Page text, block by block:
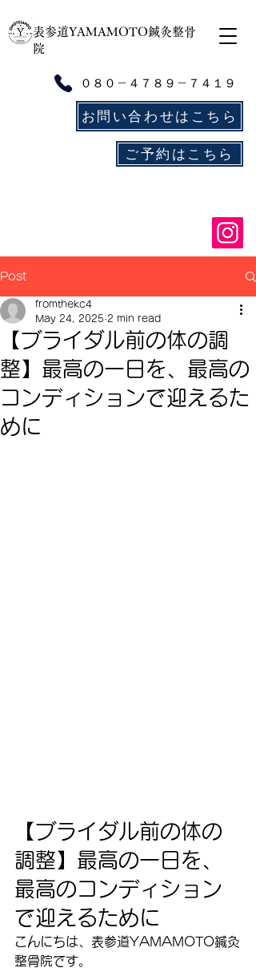
​表参道YAMAMOTO鍼灸整骨
院
ご予約はこちら
０８０－４７８９－７４１９
お問い合わせはこちら
Post
【ブライダル前の体の調
整】最高の一日を、最高の
コンディションで迎えるた
めに
fromthekc4
May 24, 2025 2 min read
【ブライダル前の体の
調整】最高の一日を、
最高のコンディション
で迎えるために
こんにちは、表参道YAMAMOTO鍼灸
整骨院です。